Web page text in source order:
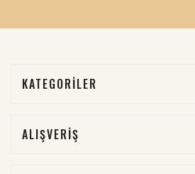
KATEGORİLER
ALIŞVERİŞ